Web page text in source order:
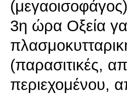
3η ώρα Οξεία
(παρασιτικές,
περιεχομένου,